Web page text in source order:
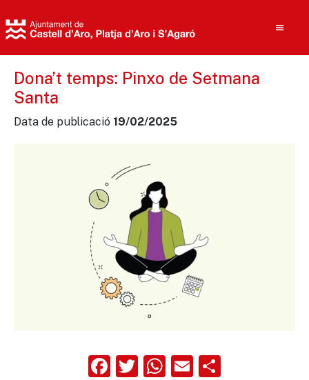
Dona’t temps: Pinxo de Setmana
Santa
Data de publicació 19/02/2025
Facebook
Twitter
WhatsApp
Email